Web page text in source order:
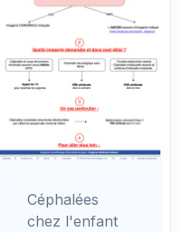
Céphalées
chez l'enfant